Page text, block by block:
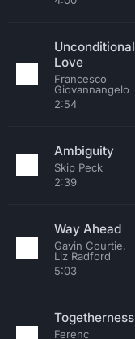
Unconditional
Love
Francesco
Giovannangelo
2:54
Ambiguity
Skip Peck
2:39
Way Ahead
Gavin Courtie,
Liz Radford
5:03
Togetherness
Ferenc